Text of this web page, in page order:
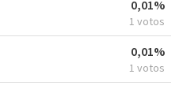
0,01%
1 votos
0,01%
1 votos